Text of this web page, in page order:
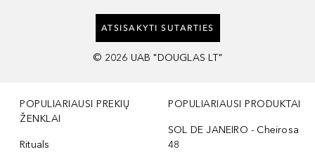
ATSISAKYTI SUTARTIES
© 2026 UAB "DOUGLAS LT"
POPULIARIAUSI PREKIŲ
ŽENKLAI
Rituals
POPULIARIAUSI PRODUKTAI
SOL DE JANEIRO - Cheirosa
48